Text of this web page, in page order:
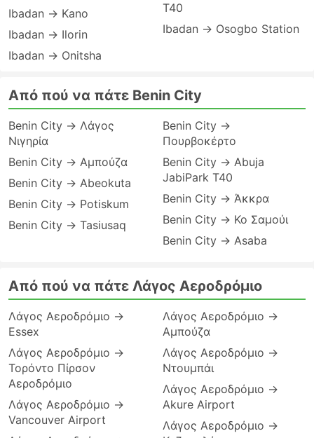
Ibadan → Kano
Ibadan → Ilorin
Ibadan → Onitsha
T40
Ibadan → Osogbo Station
Από πού να πάτε Benin City
Benin City → Λάγος
Νιγηρία
Benin City → Αμπούζα
Benin City → Abeokuta
Benin City → Potiskum
Benin City → Tasiusaq
Benin City →
Πουρβοκέρτο
Benin City → Abuja
JabiPark T40
Benin City → Άκκρα
Benin City → Κο Σαμούι
Benin City → Asaba
Από πού να πάτε Λάγος Αεροδρόμιο
Λάγος Αεροδρόμιο →
Essex
Λάγος Αεροδρόμιο →
Τορόντο Πίρσον
Αεροδρόμιο
Λάγος Αεροδρόμιο →
Vancouver Airport
Λάγος Αεροδρόμιο →
Αμπούζα
Λάγος Αεροδρόμιο →
Ντουμπάι
Λάγος Αεροδρόμιο →
Akure Airport
Λάγος Αεροδρόμιο →